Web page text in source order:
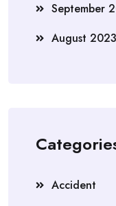
September
August 2023
Accident